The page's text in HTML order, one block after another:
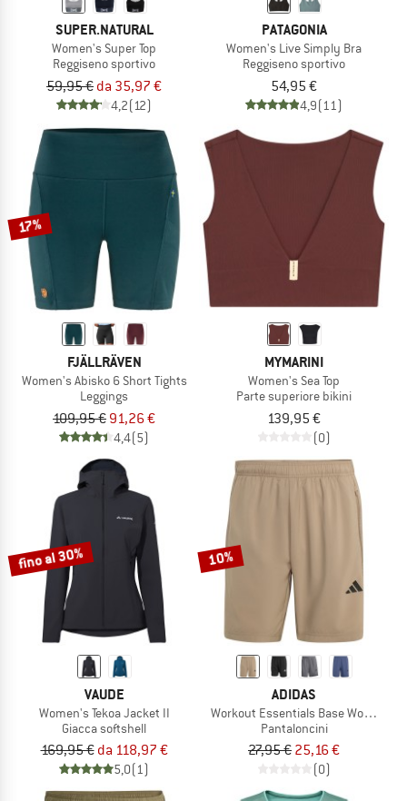
SUPER.NATURAL
Women's Super Top
Reggiseno sportivo
59,95 € da 35,97 €
4,2(12)
PATAGONIA
Women's Live Simply Bra
Reggiseno sportivo
54,95 €
4,9(11)
17%
FJÄLLRÄVEN
Women's Abisko 6 Short Tights
Leggings
109,95 € 91,26 €
4,4(5)
MYMARINI
Women's Sea Top
Parte superiore bikini
139,95 €
(0)
fino al 30%
VAUDE
Women's Tekoa Jacket II
Giacca softshell
169,95 € da 118,97 €
5,0(1)
10%
ADIDAS
Workout Essentials Base Woven
Pantaloncini
27,95 € 25,16 €
(0)